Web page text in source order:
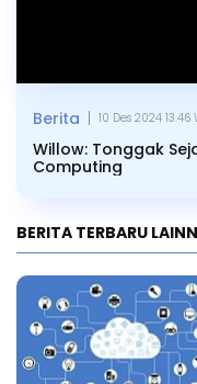
Willow: Tonggak
Computing
Berita | 10 Des 2024 13.46
BERITA TERBARU